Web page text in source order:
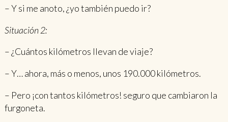
– Y si me anoto, ¿yo también puedo ir?
Situación 2:
– ¿Cuántos kilómetros llevan de viaje?
– Y… ahora, más o menos, unos 190.000 kilómetros.
– Pero ¡con tantos kilómetros! seguro que cambiaron la
furgoneta.